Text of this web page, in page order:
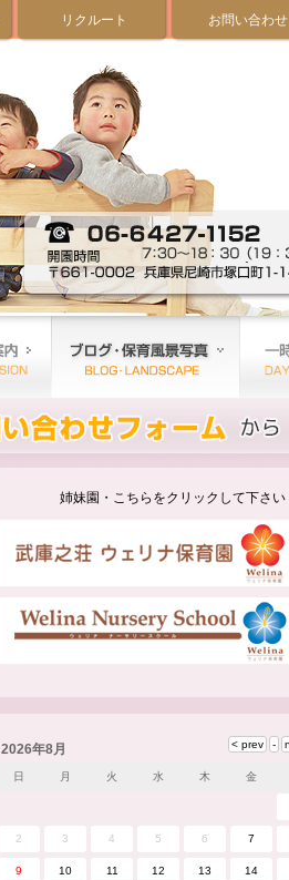
リクルート お問い合わせ
姉妹園・こちらをクリックして下さい
2026年8月
日 月 火 水 木 金
2 3 4 5 6 7
9 10 11 12 13 14